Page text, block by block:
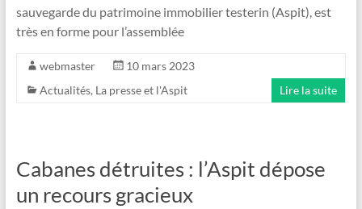
sauvegarde du patrimoine immobilier testerin (Aspit), est
très en forme pour l’assemblée
webmaster
10 mars 2023
Actualités, La presse et l'Aspit Lire la suite
Cabanes détruites : l’Aspit dépose
un recours gracieux